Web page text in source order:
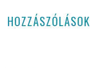
HOZZÁSZÓLÁSOK